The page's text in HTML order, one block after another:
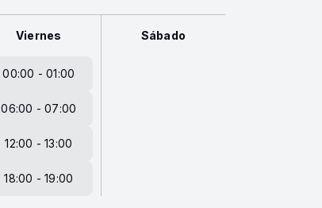
Viernes
00:00 - 01:00
06:00 - 07:00
12:00 - 13:00
18:00 - 19:00
Sábado